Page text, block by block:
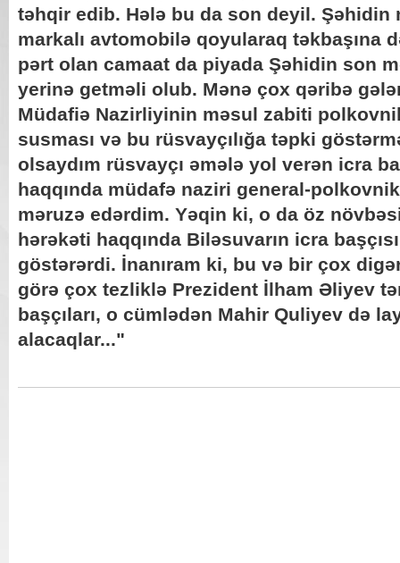
təhqir edib. Hələ bu da son deyil. Şəhidin
markalı avtomobilə qoyularaq təkbaşına
pərt olan camaat da piyada Şəhidin son
yerinə getməli olub. Mənə çox qəribə
Müdafiə Nazirliyinin məsul zabiti
susması və bu rüsvayçılığa təpki
olsaydım rüsvayçı əmələ yol verən icra
haqqında müdafə naziri general-
məruzə edərdim. Yəqin ki, o da öz
hərəkəti haqqında Biləsuvarın icra
göstərərdi. İnanıram ki, bu və bir çox
görə çox tezliklə Prezident İlham Əliyev
başçıları, o cümlədən Mahir Quliyev də
alacaqlar..."